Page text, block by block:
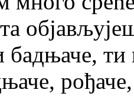
ти